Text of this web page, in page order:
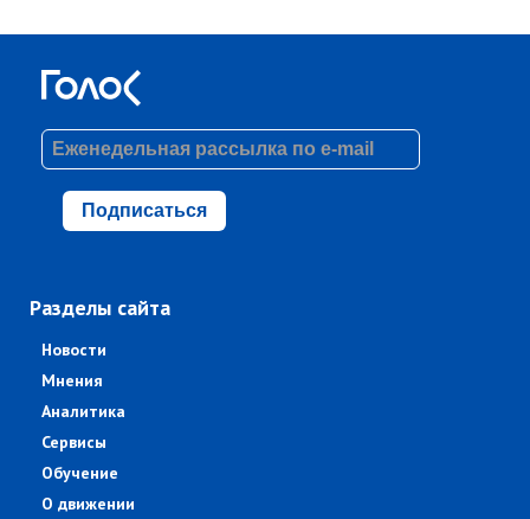
Подписаться
Разделы сайта
Новости
Мнения
Аналитика
Сервисы
Обучение
О движении